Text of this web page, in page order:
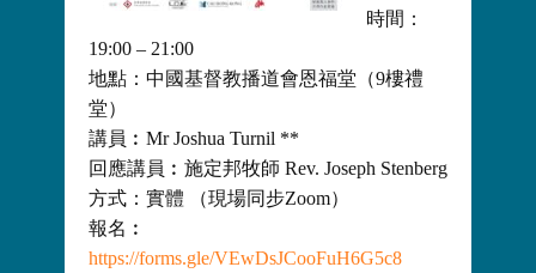
時間：
19:00 – 21:00
地點：中國基督教播道會恩福堂（9樓禮
堂）
講員︰Mr Joshua Turnil **
回應講員︰施定邦牧師 Rev. Joseph Stenberg
方式：實體 （現場同步Zoom）
報名︰
https://forms.gle/VEwDsJCooFuH6G5c8